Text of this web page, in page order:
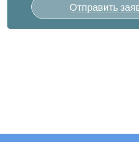
Отправить